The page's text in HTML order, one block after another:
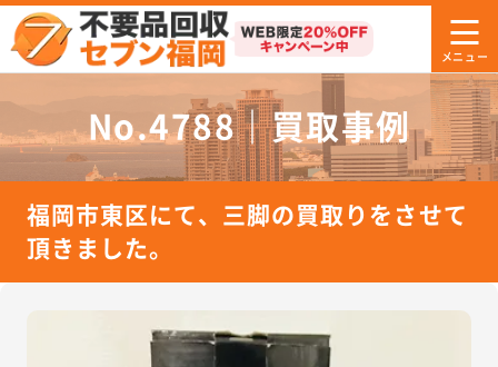
No.4788｜買取事例
福岡市東区にて、三脚の買取りをさせて
頂きました。